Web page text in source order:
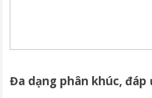
Đa dạng phân khúc, đáp